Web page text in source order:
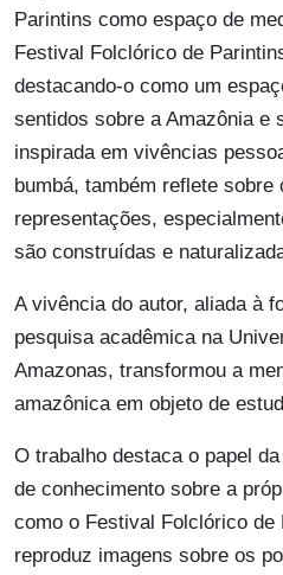
Parintins como espaço de
Festival Folclórico de
destacando-o como um
sentidos sobre a Amazônia e
inspirada em vivências
bumbá, também reflete sobre
representações,
são construídas e
A vivência do autor, aliada à
pesquisa acadêmica na
Amazonas, transformou a
amazônica em objeto de
O trabalho destaca o papel
de conhecimento sobre a
como o Festival Folclórico
reproduz imagens sobre os